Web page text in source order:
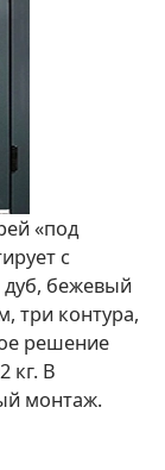
«под
с
дуб, бежевый
три контура,
решение
кг. В
монтаж.